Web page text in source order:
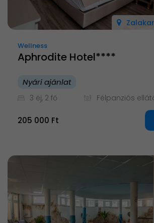
Wellness
Aphrodite Hotel****
Nyári ajánlat
3 éj, 2 fő Félpanziós
205 000 Ft